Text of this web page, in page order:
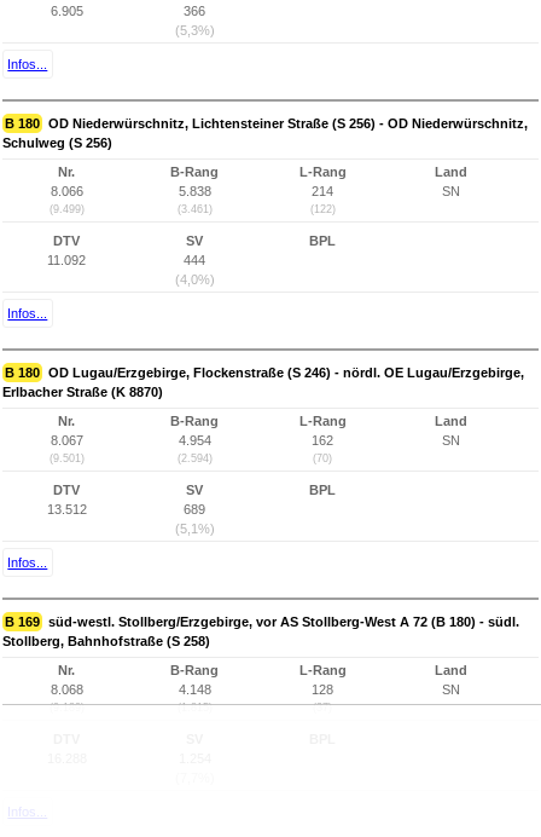
6.905
366
(5,3%)
Infos...
B 180 OD Niederwürschnitz, Lichtensteiner Straße (S 256) - OD Niederwürschnitz,
Schulweg (S 256)
Nr.
8.066
(9.499)
B-Rang
5.838
(3.461)
L-Rang
214
(122)
Land
SN
DTV
11.092
SV
444
(4,0%)
BPL
Infos...
B 180 OD Lugau/Erzgebirge, Flockenstraße (S 246) - nördl. OE Lugau/Erzgebirge,
Erlbacher Straße (K 8870)
Nr.
8.067
(9.501)
B-Rang
4.954
(2.594)
L-Rang
162
(70)
Land
SN
DTV
13.512
SV
689
(5,1%)
BPL
Infos...
B 169 süd-westl. Stollberg/Erzgebirge, vor AS Stollberg-West A 72 (B 180) - südl.
Stollberg, Bahnhofstraße (S 258)
Nr.
8.068
(9.189)
B-Rang
4.148
(1.815)
L-Rang
128
(37)
Land
SN
Infos...